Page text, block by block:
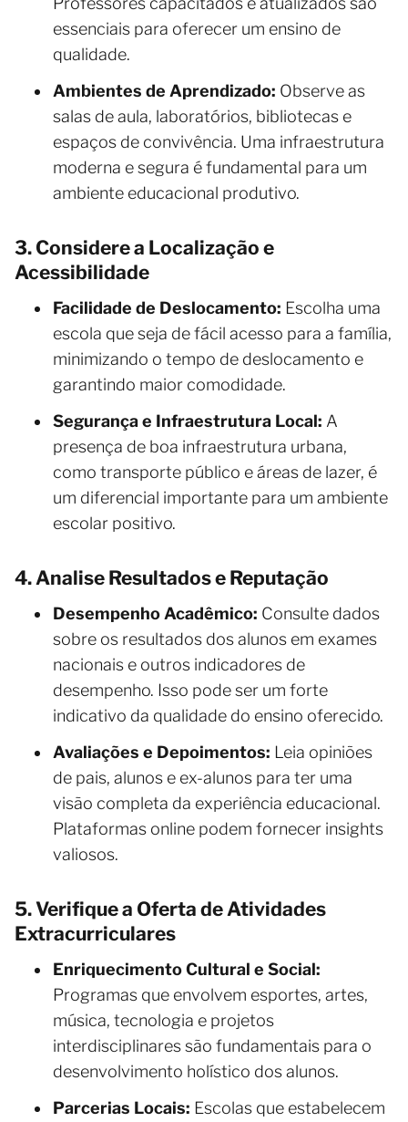
essenciais para oferecer um ensino de
qualidade.
Ambientes de Aprendizado: Observe as
salas de aula, laboratórios, bibliotecas e
espaços de convivência. Uma infraestrutura
moderna e segura é fundamental para um
ambiente educacional produtivo.
3. Considere a Localização e
Acessibilidade
Facilidade de Deslocamento: Escolha uma
escola que seja de fácil acesso para a família,
minimizando o tempo de deslocamento e
garantindo maior comodidade.
Segurança e Infraestrutura Local: A
presença de boa infraestrutura urbana,
como transporte público e áreas de lazer, é
um diferencial importante para um ambiente
escolar positivo.
4. Analise Resultados e Reputação
Desempenho Acadêmico: Consulte dados
sobre os resultados dos alunos em exames
nacionais e outros indicadores de
desempenho. Isso pode ser um forte
indicativo da qualidade do ensino oferecido.
Avaliações e Depoimentos: Leia opiniões
de pais, alunos e ex-alunos para ter uma
visão completa da experiência educacional.
Plataformas online podem fornecer insights
valiosos.
5. Verifique a Oferta de Atividades
Extracurriculares
Enriquecimento Cultural e Social:
Programas que envolvem esportes, artes,
música, tecnologia e projetos
interdisciplinares são fundamentais para o
desenvolvimento holístico dos alunos.
Parcerias Locais: Escolas que estabelecem